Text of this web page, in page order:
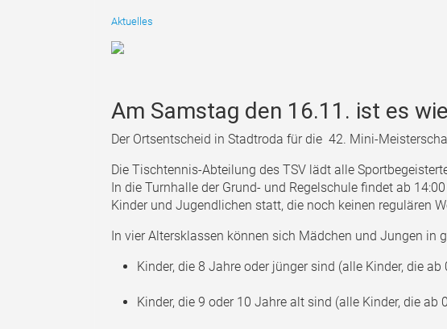
Aktuelles
Am Samstag den 16.11. ist es
Der Ortsentscheid in Stadtroda für die 42. Mini-
Die Tischtennis-Abteilung des TSV lädt alle
In die Turnhalle der Grund- und Regelschule findet ab
Kinder und Jugendlichen statt, die noch keinen regulären
In vier Altersklassen können sich Mädchen und Jungen in
Kinder, die 8 Jahre oder jünger sind (alle Kinder, die
Kinder, die 9 oder 10 Jahre alt sind (alle Kinder, die